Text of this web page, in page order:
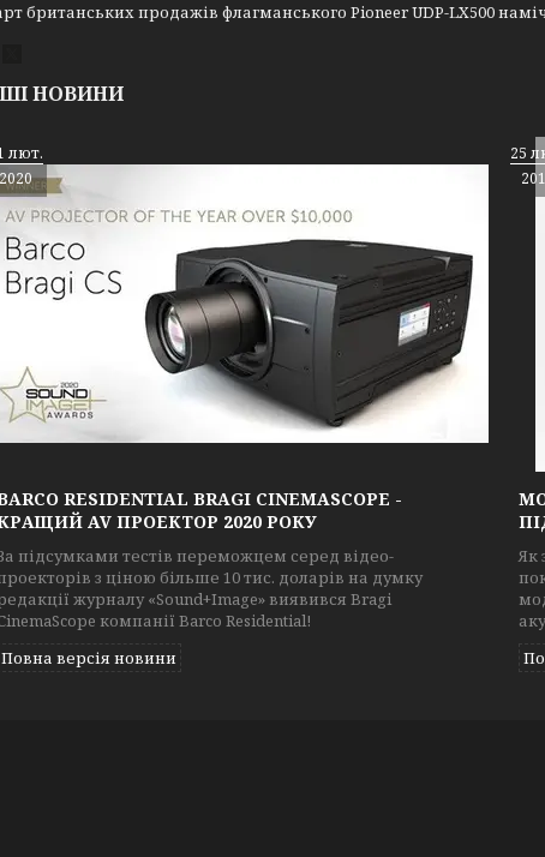
британських продажів флагманського Pioneer UDP-LX500
НОВИНИ
лют.
2020
RESIDENTIAL BRAGI CINEMASCOPE -
AV ПРОЕКТОР 2020 РОКУ
підсумками тестів переможцем серед відео-
з ціною більше 10 тис. доларів на думку
журналу «Sound+Image» виявився Bragi
компанії Barco Residential!
Повна версія новини
25
Як